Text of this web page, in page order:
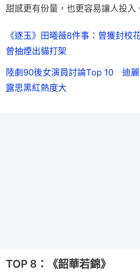
甜感更有份量，也更容易讓人投入
《逐玉》田曦薇8件事：曾獲封
曾抽煙出貓打架
陸劇90後女演員討論Top 10 迪
露思黑紅熱度大
TOP 8：《韶華若錦》